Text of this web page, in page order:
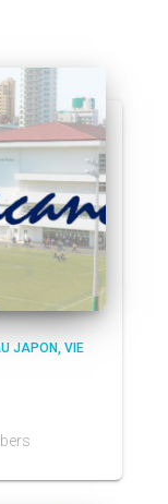
JAPON VIE